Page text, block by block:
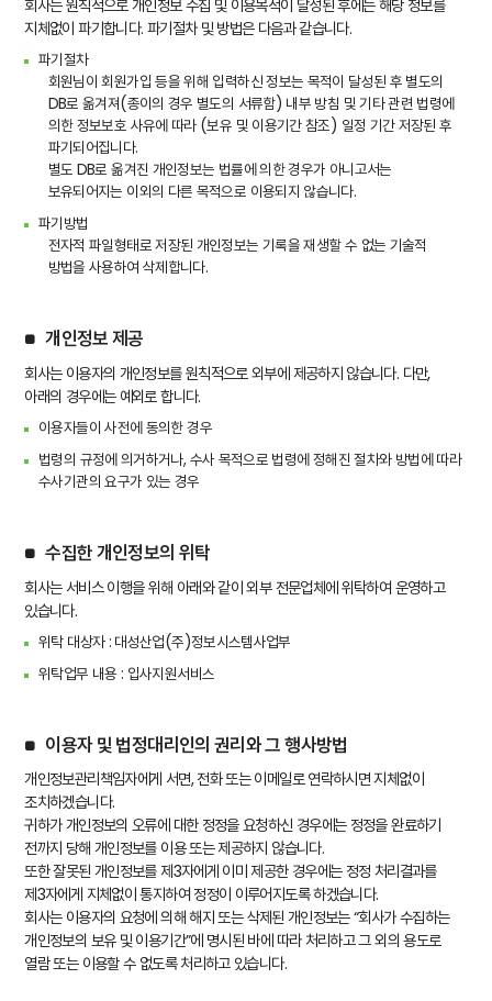
회사는 원칙적으로 개인정보 수집 및 이용목적이 달성된 후에는 해당 정보를
지체없이 파기합니다. 파기절차 및 방법은 다음과 같습니다.
파기절차
회원님이 회원가입 등을 위해 입력하신 정보는 목적이 달성된 후 별도의
DB로 옮겨져(종이의 경우 별도의 서류함) 내부 방침 및 기타 관련 법령에
의한 정보보호 사유에 따라 (보유 및 이용기간 참조) 일정 기간 저장된 후
파기되어집니다.
별도 DB로 옮겨진 개인정보는 법률에 의한 경우가 아니고서는
보유되어지는 이외의 다른 목적으로 이용되지 않습니다.
파기방법
전자적 파일형태로 저장된 개인정보는 기록을 재생할 수 없는 기술적
방법을 사용하여 삭제합니다.
개인정보 제공
회사는 이용자의 개인정보를 원칙적으로 외부에 제공하지 않습니다. 다만,
아래의 경우에는 예외로 합니다.
이용자들이 사전에 동의한 경우
법령의 규정에 의거하거나, 수사 목적으로 법령에 정해진 절차와 방법에 따라
수사기관의 요구가 있는 경우
수집한 개인정보의 위탁
회사는 서비스 이행을 위해 아래와 같이 외부 전문업체에 위탁하여 운영하고
있습니다.
위탁 대상자 : 대성산업(주)정보시스템사업부
위탁업무 내용 : 입사지원서비스
이용자 및 법정대리인의 권리와 그 행사방법
개인정보관리책임자에게 서면, 전화 또는 이메일로 연락하시면 지체없이
조치하겠습니다.
귀하가 개인정보의 오류에 대한 정정을 요청하신 경우에는 정정을 완료하기
전까지 당해 개인정보를 이용 또는 제공하지 않습니다.
또한 잘못된 개인정보를 제3자에게 이미 제공한 경우에는 정정 처리결과를
제3자에게 지체없이 통지하여 정정이 이루어지도록 하겠습니다.
회사는 이용자의 요청에 의해 해지 또는 삭제된 개인정보는 “회사가 수집하는
개인정보의 보유 및 이용기간”에 명시된 바에 따라 처리하고 그 외의 용도로
열람 또는 이용할 수 없도록 처리하고 있습니다.